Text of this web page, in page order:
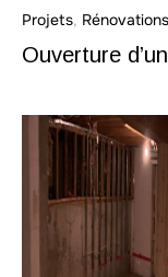
Projets, Rénovations
Ouverture